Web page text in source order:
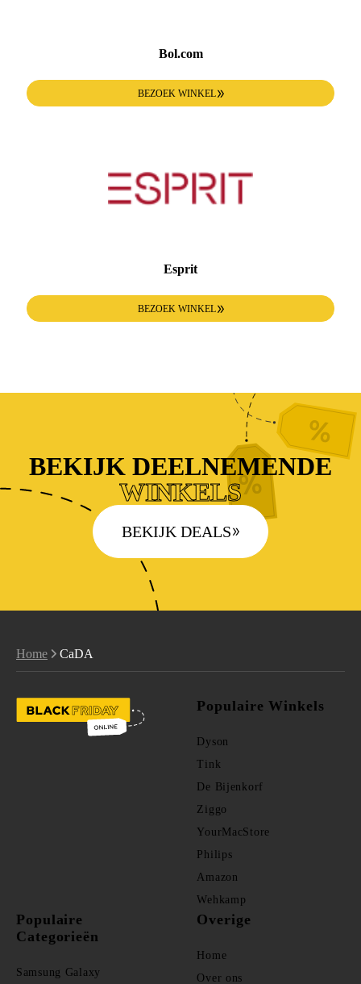
Bol.com
BEZOEK WINKEL
Esprit
BEZOEK WINKEL
BEKIJK DEELNEMENDE
WINKELS
BEKIJK DEALS
Home CaDA
Populaire Winkels
Dyson
Tink
De Bijenkorf
Ziggo
YourMacStore
Philips
Amazon
Wehkamp
Populaire
Categorieën
Samsung Galaxy
Overige
Home
Over ons